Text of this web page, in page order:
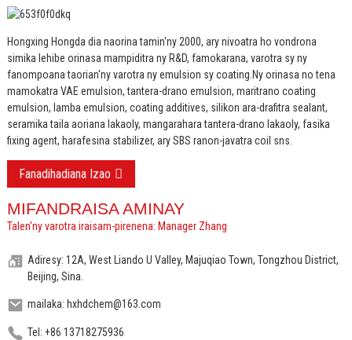
Hongxing Hongda dia naorina tamin'ny 2000, ary nivoatra ho vondrona
simika lehibe orinasa mampiditra ny R&D, famokarana, varotra sy ny
fanompoana taorian'ny varotra ny emulsion sy coating. Ny orinasa no tena
mamokatra VAE emulsion, tantera-drano emulsion, maritrano coating
emulsion, lamba emulsion, coating additives, silikon ara-drafitra sealant,
seramika taila aoriana lakaoly, mangarahara tantera-drano lakaoly, fasika
fixing agent, harafesina stabilizer, ary SBS ranon-javatra coil sns.
Fanadihadiana Izao
MIFANDRAISA AMINAY
Talen'ny varotra iraisam-pirenena: Manager Zhang
Adiresy: 12A, West Liando U Valley, Majuqiao Town, Tongzhou District,
Beijing, Sina.
mailaka: hxhdchem@163.com
Tel: +86 13718275936